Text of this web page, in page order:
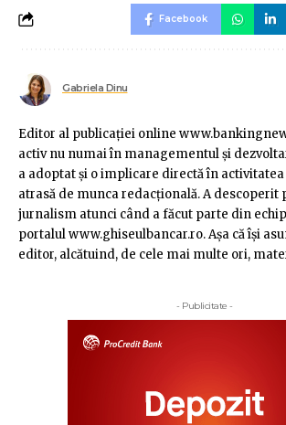
Facebook
Gabriela Dinu
Editor al publicaţiei online
activ nu numai în managementul şi
a adoptat şi o implicare directă în
atrasă de munca redacţională. A descoperit
jurnalism atunci când a făcut parte din
portalul www.ghiseulbancar.ro. Așa că îşi
editor, alcătuind, de cele mai multe ori,
- Publicitate -